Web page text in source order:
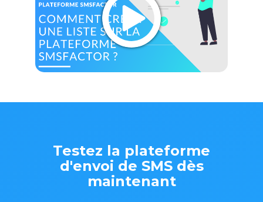
Testez la plateforme
d'envoi de SMS dès
maintenant